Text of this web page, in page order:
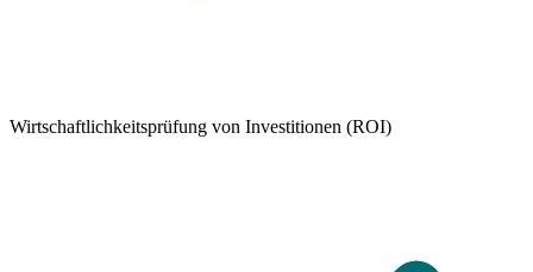
Wirtschaftlichkeitsprüfung von Investitionen (ROI)